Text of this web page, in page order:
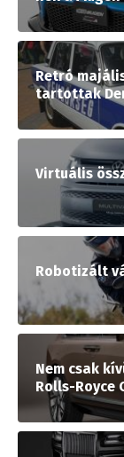
Retró
tartottak
Virtuális
Robotizált
Nem csak
Rolls-Royce